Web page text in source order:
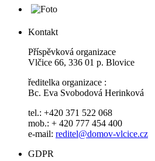
Kontakt
Příspěvková organizace
Vlčice 66, 336 01 p. Blovice
ředitelka organizace :
Bc. Eva Svobodová Herinková
tel.: +420 371 522 068
mob.: + 420 777 454 400
e-mail: reditel@domov-vlcice.cz
GDPR